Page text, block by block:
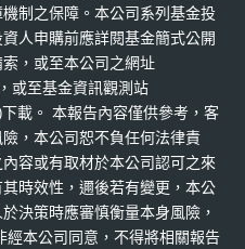
制之保障。本公司系列基金投
人申購前應詳閱基金簡式公開
，或至本公司之網址
至基金資訊觀測站
。 本報告內容僅供參考，客
，本公司恕不負任何法律責
容或有取材於本公司認可之來
時效性，邇後若有變更，本公
決策時應審慎衡量本身風險，
本公司同意，不得將相關報告